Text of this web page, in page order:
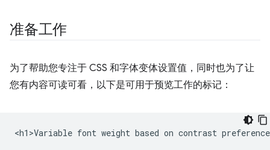
准备工作
为了帮助您专注于 CSS 和字体变体设置值，同时也为了让
您有内容可读可看，以下是可用于预览工作的标记：
<h1>Variable font weight based on contrast